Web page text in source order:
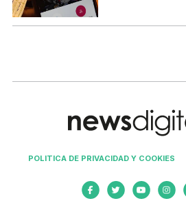
POLITICA DE PRIVACIDAD Y COOKIES